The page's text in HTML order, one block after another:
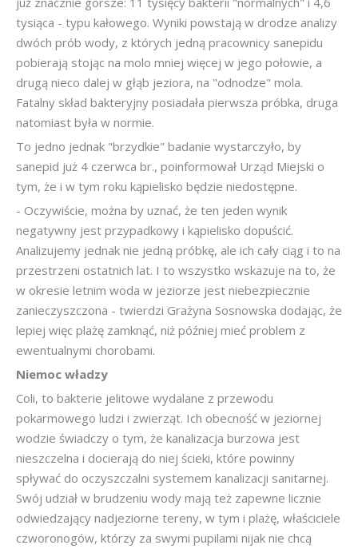
tysiąca - typu kałowego. Wyniki powstają w drodze analizy
dwóch prób wody, z których jedną pracownicy sanepidu
pobierają stojąc na molo mniej więcej w jego połowie, a
drugą nieco dalej w głąb jeziora, na "odnodze" mola.
Fatalny skład bakteryjny posiadała pierwsza próbka, druga
natomiast była w normie.
To jedno jednak "brzydkie" badanie wystarczyło, by
sanepid już 4 czerwca br., poinformował Urząd Miejski o
tym, że i w tym roku kąpielisko będzie niedostępne.
- Oczywiście, można by uznać, że ten jeden wynik
negatywny jest przypadkowy i kąpielisko dopuścić.
Analizujemy jednak nie jedną próbkę, ale ich cały ciąg i to na
przestrzeni ostatnich lat. I to wszystko wskazuje na to, że
w okresie letnim woda w jeziorze jest niebezpiecznie
zanieczyszczona - twierdzi Grażyna Sosnowska dodając, że
lepiej więc plażę zamknąć, niż później mieć problem z
ewentualnymi chorobami.
Niemoc władzy
Coli, to bakterie jelitowe wydalane z przewodu
pokarmowego ludzi i zwierząt. Ich obecność w jeziornej
wodzie świadczy o tym, że kanalizacja burzowa jest
nieszczelna i docierają do niej ścieki, które powinny
spływać do oczyszczalni systemem kanalizacji sanitarnej.
Swój udział w brudzeniu wody mają też zapewne licznie
odwiedzający nadjeziorne tereny, w tym i plażę, właściciele
czworonogów, którzy za swymi pupilami nijak nie chcą